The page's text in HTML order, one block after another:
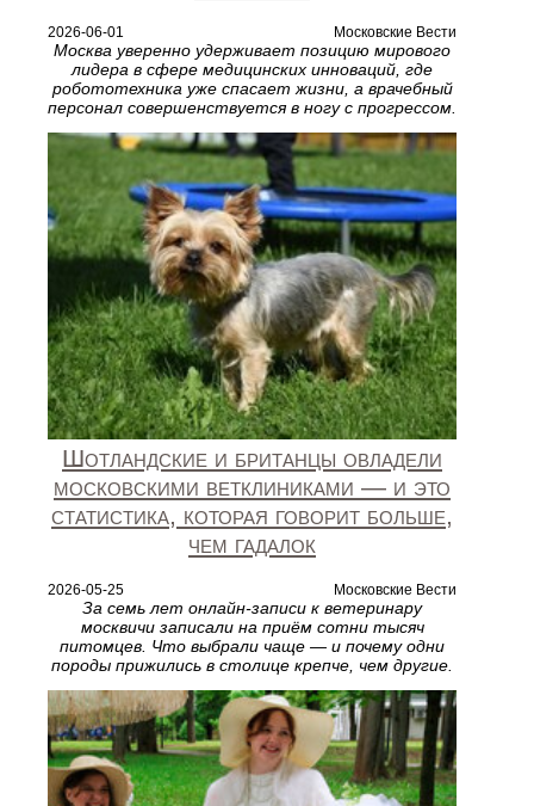
2026-06-01 Московские Вести
Москва уверенно удерживает позицию мирового
лидера в сфере медицинских инноваций, где
робототехника уже спасает жизни, а врачебный
персонал совершенствуется в ногу с прогрессом.
Шотландские и британцы овладели
московскими ветклиниками — и это
статистика, которая говорит больше,
чем гадалок
2026-05-25 Московские Вести
За семь лет онлайн-записи к ветеринару
москвичи записали на приём сотни тысяч
питомцев. Что выбрали чаще — и почему одни
породы прижились в столице крепче, чем другие.